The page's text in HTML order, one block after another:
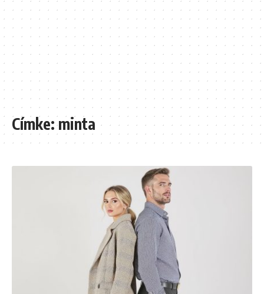
Címke:minta